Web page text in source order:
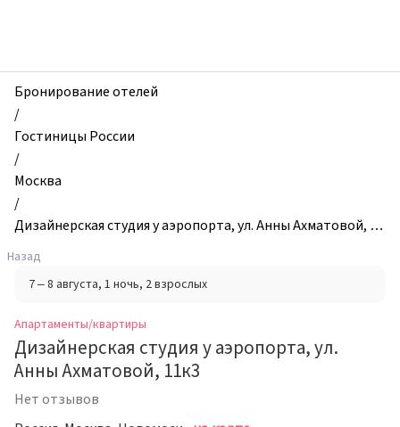
и
квартиры,
Дизайнерская
студия
аэропорта,
ул.
Анны
Ахматовой,
11к3,
Москва,
Россия
Бронирование отелей
/
Гостиницы России
/
Москва
/
Дизайнерская студия у аэропорта, ул. Анны Ахматовой, 11
Назад
7 – 8 августа, 1 ночь, 2 взрослых
Апартаменты/квартиры
Дизайнерская студия у аэропорта, ул.
Анны Ахматовой, 11к3
Нет отзывов